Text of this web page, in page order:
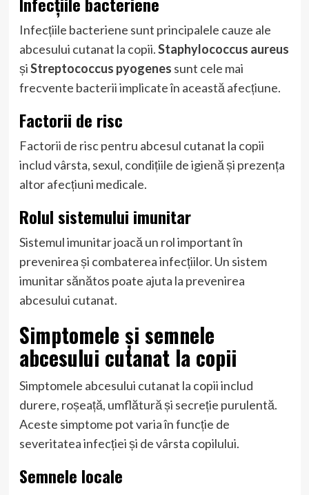
Infecțiile bacteriene sunt principalele cauze ale
abcesului cutanat la copii.Staphylococcus aureus
șiStreptococcus pyogenes sunt cele mai
frecvente bacterii implicate în această afecțiune.
Factorii de risc
Factorii de risc pentru abcesul cutanat la copii
includ vârsta, sexul, condițiile de igienă și prezența
altor afecțiuni medicale.
Rolul sistemului imunitar
Sistemul imunitar joacă un rol important în
prevenirea și combaterea infecțiilor. Un sistem
imunitar sănătos poate ajuta la prevenirea
abcesului cutanat.
Simptomele și semnele
abcesului cutanat la copii
Simptomele abcesului cutanat la copii includ
durere, roșeață, umflătură și secreție purulentă.
Aceste simptome pot varia în funcție de
severitatea infecției și de vârsta copilului.
Semnele locale